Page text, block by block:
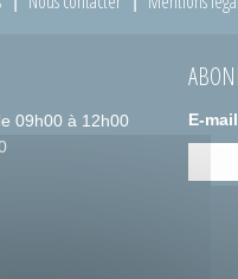
E-mail
09h00 à 12h00